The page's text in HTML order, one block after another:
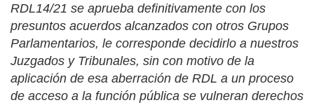
RDL14/21 se aprueba definitivamente con los
presuntos acuerdos alcanzados con otros Grupos
Parlamentarios, le corresponde decidirlo a nuestros
Juzgados y Tribunales, sin con motivo de la
aplicación de esa aberración de RDL a un proceso
de acceso a la función pública se vulneran derechos